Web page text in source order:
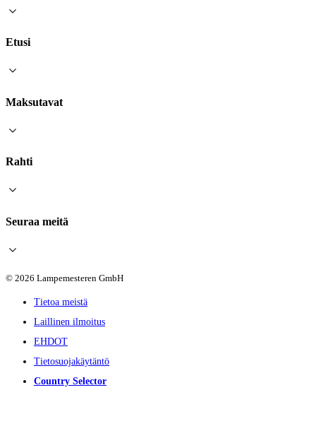
Etusi
Maksutavat
Rahti
Seuraa meitä
© 2026 Lampemesteren GmbH
Tietoa meistä
Laillinen ilmoitus
EHDOT
Tietosuojakäytäntö
Country Selector